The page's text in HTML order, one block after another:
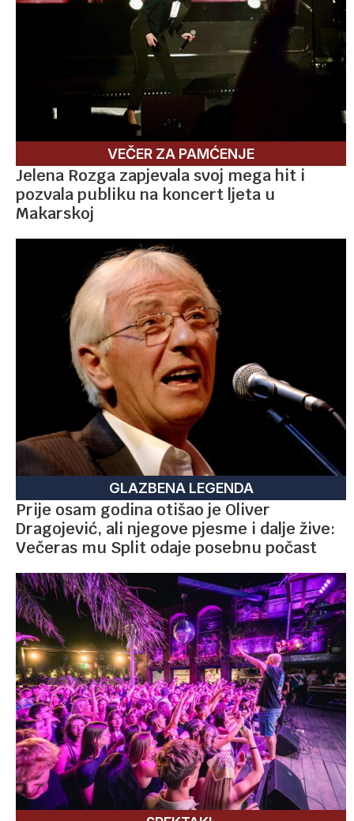
VEČER ZA PAMĆENJE
Jelena Rozga zapjevala svoj mega hit i
pozvala publiku na koncert ljeta u
Makarskoj
GLAZBENA LEGENDA
Prije osam godina otišao je Oliver
Dragojević, ali njegove pjesme i dalje žive:
Večeras mu Split odaje posebnu počast